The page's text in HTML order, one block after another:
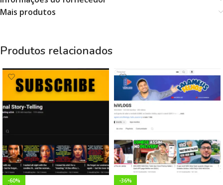
Mais produtos
Produtos relacionados
-60% -36%